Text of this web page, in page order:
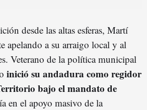
desde las altas esferas, Martí
apelando a su arraigo local y al
Veterano de la política municipal
inició su andadura como regidor
bajo el mandato de
en el apoyo masivo de la